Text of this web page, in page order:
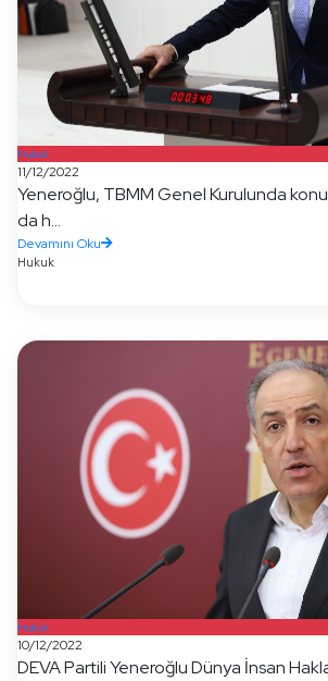
Hukuk
11/12/2022
Yeneroğlu, TBMM Genel Kurulunda
da h...
Devamını Oku
Hukuk
Hukuk
10/12/2022
DEVA Partili Yeneroğlu Dünya İnsan